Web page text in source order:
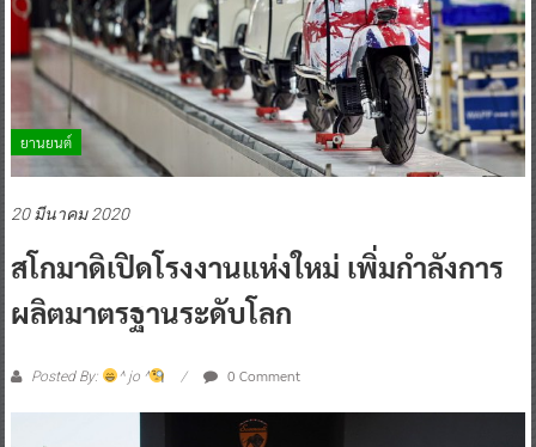
ยานยนต์
20 มีนาคม 2020
สโกมาดิเปิดโรงงานแห่งใหม่ เพิ่มกำลังการ
ผลิตมาตรฐานระดับโลก
Posted By: ^ jo ^ 0 Comment